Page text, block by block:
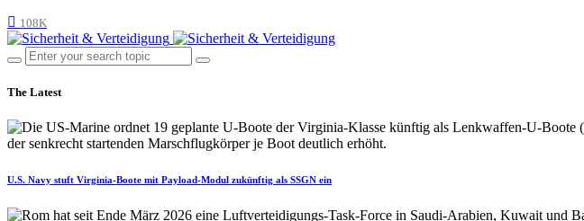
108K
The Latest
U.S. Navy stuft Virginia-Boote mit Payload-Modul zukünftig als SSGN ein